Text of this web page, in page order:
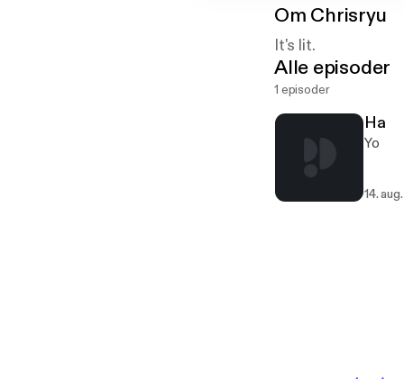
Om Chrisryu
It's lit.
Alle episoder
1 episoder
Ha
Yo
14.